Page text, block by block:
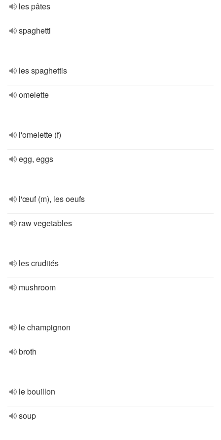
les pâtes
spaghetti
les spaghettis
omelette
l'omelette (f)
egg, eggs
l'œuf (m), les oeufs
raw vegetables
les crudités
mushroom
le champignon
broth
le bouillon
soup